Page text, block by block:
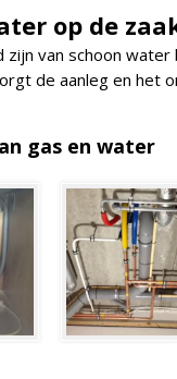
op de
van schoon water
de aanleg en het
gas en water